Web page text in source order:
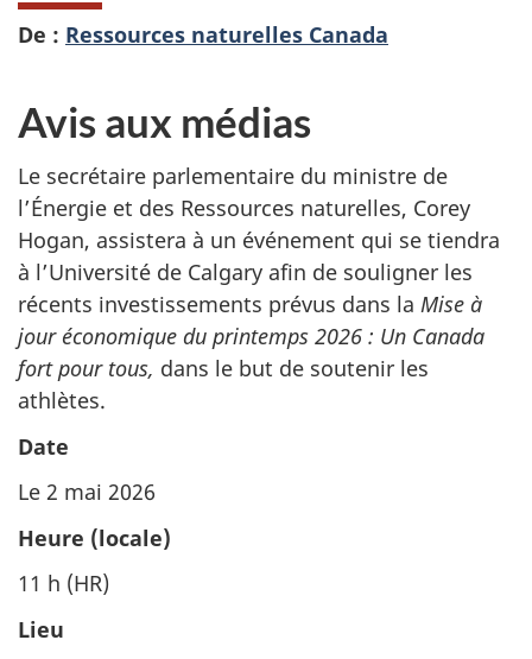
De : Ressources naturelles Canada
Avis aux médias
Le secrétaire parlementaire du ministre de
l’Énergie et des Ressources naturelles, Corey
Hogan, assistera à un événement qui se tiendra
à l’Université de Calgary afin de souligner les
récents investissements prévus dans la Mise à
jour économique du printemps 2026 : Un Canada
fort pour tous, dans le but de soutenir les
athlètes.
Date
Le 2 mai 2026
Heure (locale)
11 h (HR)
Lieu